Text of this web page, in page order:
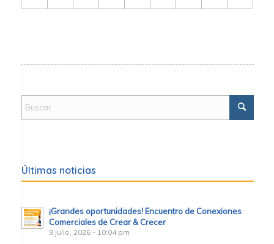
Últimas noticias
¡Grandes oportunidades! Encuentro de Conexiones
Comerciales de Crear & Crecer
9 julio, 2026 - 10:04 pm